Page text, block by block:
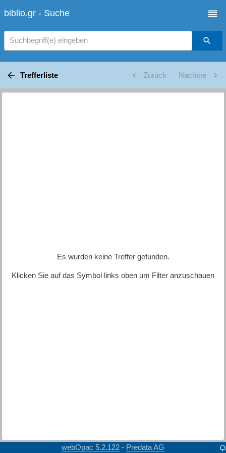
biblio.gr - Suche
Suchbegriff(e) eingeben
Trefferliste Zurück Nächste
Es wurden keine Treffer gefunden.
Klicken Sie auf das Symbol links oben um Filter anzuschauen
webOpac 5.2.122 - Predata AG